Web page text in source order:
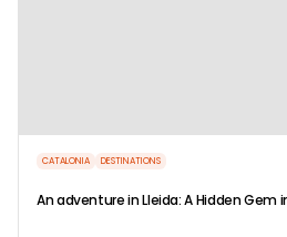
CATALONIA DESTINATIONS
An adventure in Lleida: A Hidden Gem